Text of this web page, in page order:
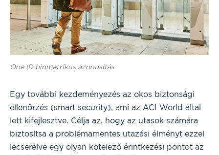
One ID biometrikus azonosítás
Egy további kezdeményezés az okos biztonsági
ellenőrzés (smart security), ami az ACI World által
lett kifejlesztve. Célja az, hogy az utasok számára
biztosítsa a problémamentes utazási élményt ezzel
lecserélve egy olyan kötelező érintkezési pontot az